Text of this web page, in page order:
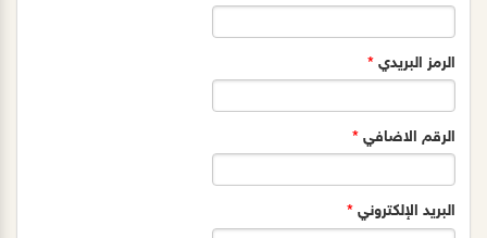
الرمز البريدي *
الرقم الاضافي *
البريد الإلكتروني *